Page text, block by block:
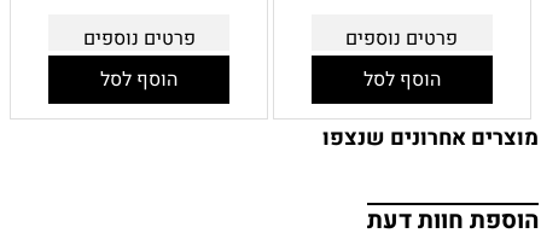
פרטים נוספים
הוסף לסל
פרטים נוספים
הוסף לסל
מוצרים אחרונים שנצפו
הוספת חוות דעת